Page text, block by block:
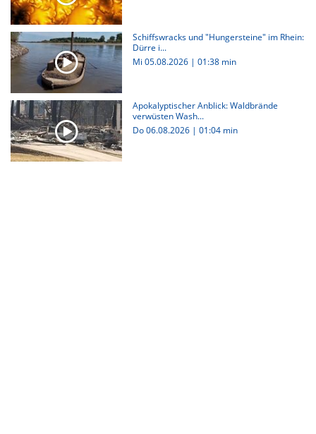
Schiffswracks und "Hungersteine" im Rhein:
Dürre i...
Mi 05.08.2026 | 01:38 min
Apokalyptischer Anblick: Waldbrände
verwüsten Wash...
Do 06.08.2026 | 01:04 min